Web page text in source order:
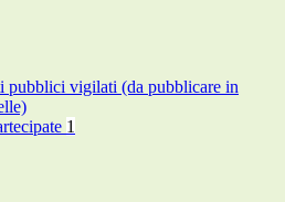
pubblici vigilati (da pubblicare in
1